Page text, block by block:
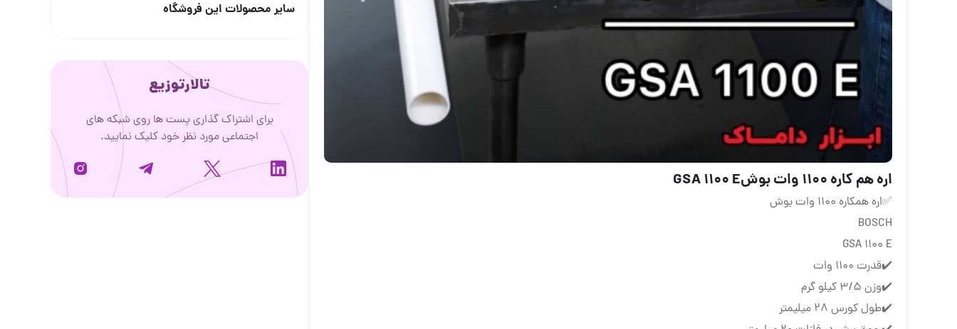
اره هم کاره 1100 وات بوشGSA 1100 E
✅اره همکاره 1100 وات بوش
BOSCH
GSA 1100 E
✔️قدرت 1100 وات
✔️وزن 3/5 کیلو گرم
✔️طول کورس 28 میلیمتر
سایر محصولات این فروشگاه
تالارتوزیع
برای اشتراک گذاری پست ها روی شبکه های
اجتماعی مورد نظر خود کلیک نمایید.